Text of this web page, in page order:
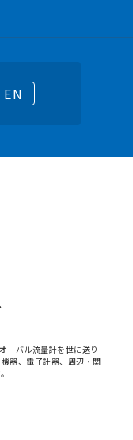
EN
ーバル流量計を世に送り
器、電子計器、周辺・関